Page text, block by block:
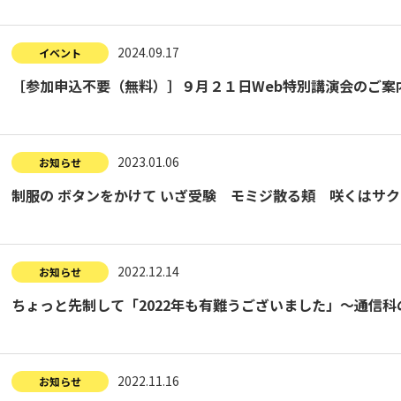
イベント 2024.09.17
［参加申込不要（無料）］９月２１日Web特別講演会のご案
お知らせ 2023.01.06
制服の ボタンをかけて いざ受験 モミジ散る頬 咲くはサ
お知らせ 2022.12.14
ちょっと先制して「2022年も有難うございました」～通信
お知らせ 2022.11.16